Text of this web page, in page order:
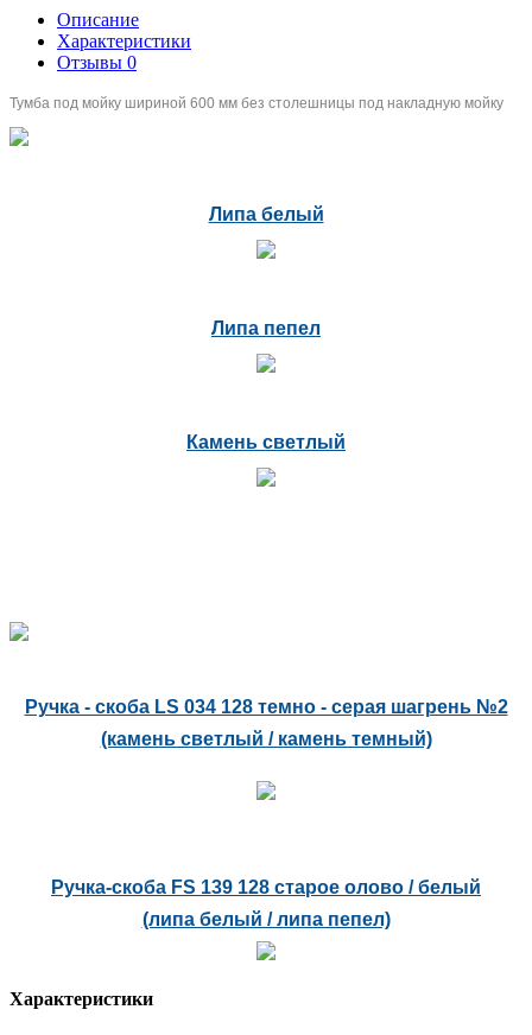
Описание
Характеристики
Отзывы 0
Тумба под мойку шириной 600 мм без столешницы под накладную мойку
Липа белый
Липа пепел
Камень светлый
Ручка - скоба LS 034 128 темно - серая шагрень №2
(камень светлый / камень темный)
Ручка-скоба FS 139 128 старое олово / белый
(липа белый / липа пепел)
Характеристики